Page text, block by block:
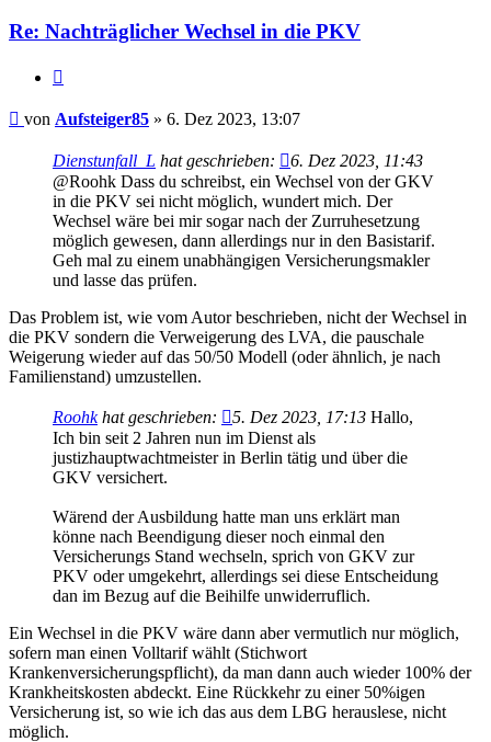
Re: Nachträglicher Wechsel in die PKV
Beitrag
von Aufsteiger85 » 6. Dez 2023, 13:07
Dienstunfall_L hat geschrieben:
6. Dez 2023, 11:43
@Roohk Dass du schreibst, ein Wechsel von der GKV
in die PKV sei nicht möglich, wundert mich. Der
Wechsel wäre bei mir sogar nach der Zurruhesetzung
möglich gewesen, dann allerdings nur in den Basistarif.
Geh mal zu einem unabhängigen Versicherungsmakler
und lasse das prüfen.
Das Problem ist, wie vom Autor beschrieben, nicht der Wechsel in
die PKV sondern die Verweigerung des LVA, die pauschale
Weigerung wieder auf das 50/50 Modell (oder ähnlich, je nach
Familienstand) umzustellen.
Roohkhat geschrieben: 5. Dez 2023, 17:13 Hallo,
Ich bin seit 2 Jahren nun im Dienst als
justizhauptwachtmeister in Berlin tätig und über die
GKV versichert.
Wärend der Ausbildung hatte man uns erklärt man
könne nach Beendigung dieser noch einmal den
Versicherungs Stand wechseln, sprich von GKV zur
PKV oder umgekehrt, allerdings sei diese Entscheidung
dan im Bezug auf die Beihilfe unwiderruflich.
Ein Wechsel in die PKV wäre dann aber vermutlich nur möglich,
sofern man einen Volltarif wählt (Stichwort
Krankenversicherungspflicht), da man dann auch wieder 100% der
Krankheitskosten abdeckt. Eine Rückkehr zu einer 50%igen
Versicherung ist, so wie ich das aus dem LBG herauslese, nicht
möglich.